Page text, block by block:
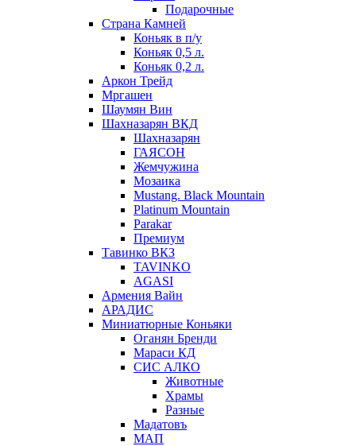
Подарочные
Страна Камней
Коньяк в п/у
Коньяк 0,5 л.
Коньяк 0,2 л.
Аркон Трейд
Мргашен
Шаумян Вин
Шахназарян ВКД
Шахназарян
ГАЯСОН
Жемчужина
Мозаика
Mustang. Black Mountain
Platinum Mountain
Parakar
Премиум
Тавинко ВКЗ
TAVINKO
AGASI
Армения Вайн
АРАДИС
Миниатюрные Коньяки
Оганян Бренди
Мараси КД
СИС АЛКО
Животные
Храмы
Разные
Мадатовъ
МАП